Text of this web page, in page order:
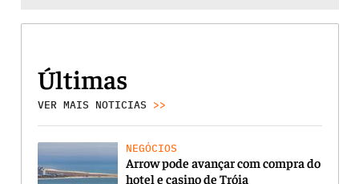
Últimas
VER MAIS NOTICIAS >>
NEGÓCIOS
Arrow pode avançar com compra do
hotel e casino de Tróia